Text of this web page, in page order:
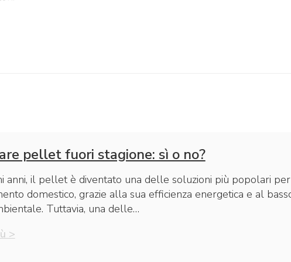
pellet fuori stagione: sì o no?
anni, il pellet è diventato una delle soluzioni più popolari per
domestico, grazie alla sua efficienza energetica e al
Tuttavia, una delle…
>